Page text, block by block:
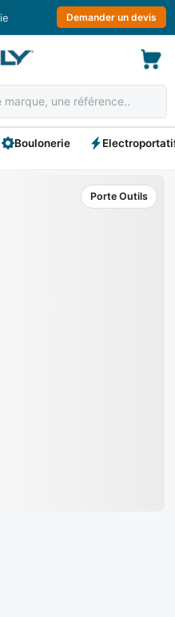
Demander un devis
Boulonerie
Porte Outils